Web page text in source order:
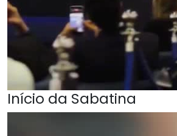
Início da Sabatina